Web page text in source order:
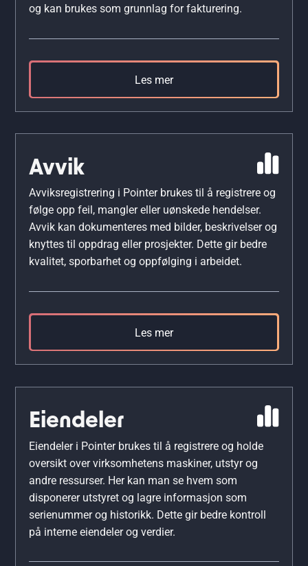
og kan brukes som grunnlag for fakturering.
Les mer
Avvik
Avviksregistrering i Pointer brukes til å registrere og
følge opp feil, mangler eller uønskede hendelser.
Avvik kan dokumenteres med bilder, beskrivelser og
knyttes til oppdrag eller prosjekter. Dette gir bedre
kvalitet, sporbarhet og oppfølging i arbeidet.
Les mer
Eiendeler
Eiendeler i Pointer brukes til å registrere og holde
oversikt over virksomhetens maskiner, utstyr og
andre ressurser. Her kan man se hvem som
disponerer utstyret og lagre informasjon som
serienummer og historikk. Dette gir bedre kontroll
på interne eiendeler og verdier.